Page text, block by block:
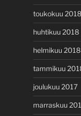
toukokuu 2018
huhtikuu 2018
helmikuu 2018
tammikuu
joulukuu 2017
marraskuu